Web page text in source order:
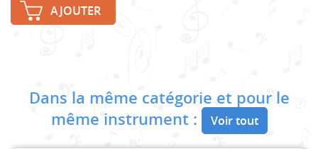
AJOUTER
Dans la même catégorie et pour le
même instrument :
Voir tout